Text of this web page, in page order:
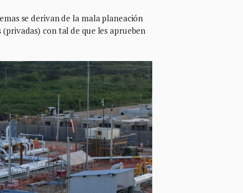
se derivan de la mala planeación
con tal de que les aprueben